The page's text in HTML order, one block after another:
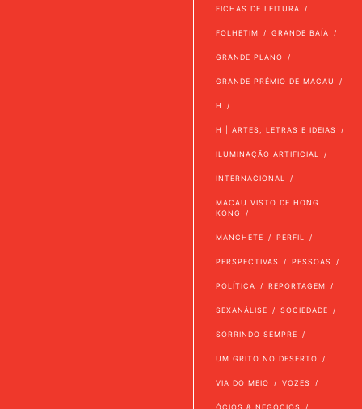
FICHAS DE LEITURA
FOLHETIM GRANDE BAÍA
GRANDE PLANO
GRANDE PRÉMIO DE MACAU
H
H | ARTES, LETRAS E IDEIAS
ILUMINAÇÃO ARTIFICIAL
INTERNACIONAL
MACAU VISTO DE HONG
KONG
MANCHETE PERFIL
PERSPECTIVAS PESSOAS
POLÍTICA REPORTAGEM
SEXANÁLISE SOCIEDADE
SORRINDO SEMPRE
UM GRITO NO DESERTO
VIA DO MEIO VOZES
ÓCIOS & NEGÓCIOS